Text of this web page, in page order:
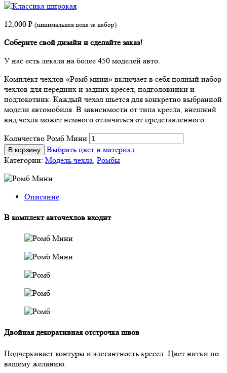
12,000 ₽ (минимальная цена за набор)
Соберите свой дизайн и сделайте заказ!
У нас есть лекала на более 450 моделей авто.
Комплект чехлов «Ромб мини» включает в себя полный набор
чехлов для передних и задних кресел, подголовники и
подлокотник. Каждый чехол шьется для конкретно выбранной
модели автомобиля. В зависимости от типа кресла, внешний
вид чехла может немного отличаться от представленного.
Количество Ромб Мини
В корзину
Выбрать цвет и материал
Категории: Модель чехла Ромбы
Описание
В комплект авточехлов входит
Двойная декоративная отстрочка швов
Подчеркивает контуры и элегантность кресел. Цвет нитки по
вашему желанию.